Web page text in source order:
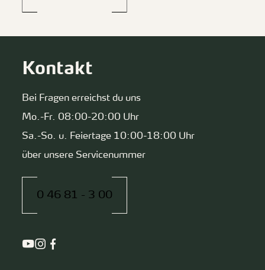
Kontakt
Bei Fragen erreichst du uns
Mo.-Fr. 08:00-20:00 Uhr
Sa.-So. u. Feiertage 10:00-18:00 Uhr
über unsere Servicenummer
0 46 81 - 3 00